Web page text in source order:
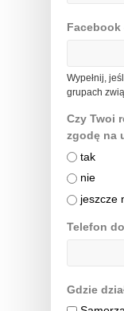
Wypełnij,
grupach
Czy Twoi
zgodę na
tak
nie
jeszcze
Telefon
Gdzie